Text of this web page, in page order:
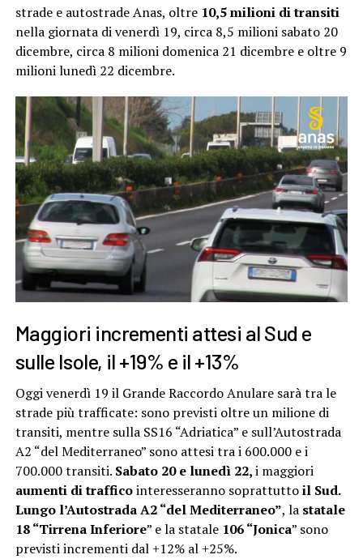
strade e autostrade Anas, oltre 10,5 milioni di transiti
nella giornata di venerdì 19, circa 8,5 milioni sabato 20
dicembre, circa 8 milioni domenica 21 dicembre e oltre 9
milioni lunedì 22 dicembre.
Maggiori incrementi attesi al Sud e
sulle Isole, il +19% e il +13%
Oggi venerdì 19 il Grande Raccordo Anulare sarà tra le
strade più trafficate: sono previsti oltre un milione di
transiti, mentre sulla SS16 “Adriatica” e sull’Autostrada
A2 “del Mediterraneo” sono attesi tra i 600.000 e i
700.000 transiti. Sabato 20 e lunedì 22,i maggiori
aumenti di trafficointeresseranno soprattuttoil Sud.
Lungo l’Autostrada A2 “del Mediterraneo”, la statale
18 “TirrenaInferiore” e la statale 106 “Jonica” sono
previsti incrementi dal +12% al +25%.